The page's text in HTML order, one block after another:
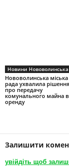
Новини Нововолинська
Нововолинська міська
рада ухвалила рішення
про передачу
комунального майна в
оренду
Залишити
увійдіть щоб